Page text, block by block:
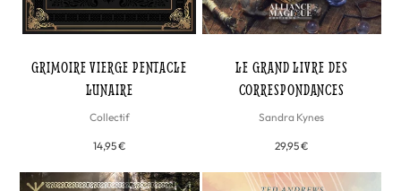
GRIMOIRE VIERGE PENTACLE
LUNAIRE
Collectif
14,95 €
LE GRAND LIVRE DES
CORRESPONDANCES
Sandra Kynes
29,95 €